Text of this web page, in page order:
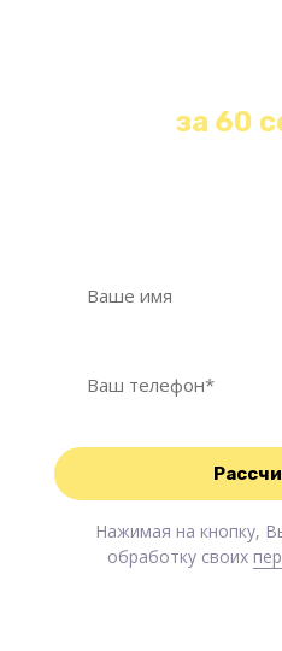
за 60
Нажимая на кнопку,
обработку своих